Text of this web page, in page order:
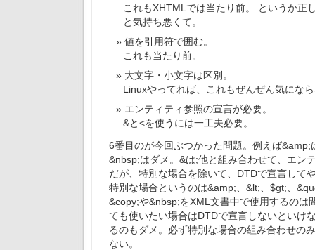
これもXHTMLでは当たり前。 というか正
と気持ち悪くて。
値を引用符で囲む。
これも当たり前。
大文字・小文字は区別。
Linuxやってれば、これもぜんぜん気にな
エンティティ参照の宣言が必要。
&と<を使うには一工夫必要。
6番目のが今回ぶつかった問題。例えば&amp;
&nbsp;はダメ。&は;他と組み合わせて、エン
だが、特別な場合を除いて、DTDで宣言して
特別な場合というのは&amp;、&lt;、$gt;、
&copy;や&nbsp;をXML文書中で使用するのは
ても使いたい場合はDTDで宣言しないといけ
るのもダメ。必ず特別な場合の組み合わせの
ない。